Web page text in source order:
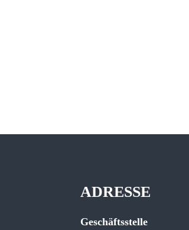
ADRESSE
Geschäftsstelle